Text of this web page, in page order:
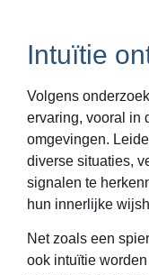
Intuïtie
Volgens
ervaring, vooral in
omgevingen.
diverse situaties,
signalen te
hun innerlijke
Net zoals een
ook intuïtie